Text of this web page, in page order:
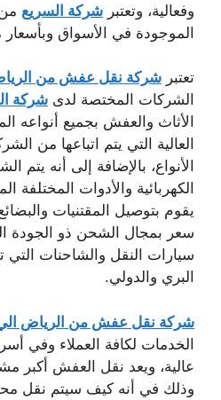
وفعالية، وتعتبر شركة السريع
الموجودة في الأسواق وبأسعار
تعتبر شركة نقل عفش من
الشركات المختصة لدى شركة
الأثاث والعفش بجميع أنواعه
العالية التي يتم اتباعها من
الأنواع، بالإضافة إلى أنه يتم
الكهربائية والأدوات المختلفة
يقوم بتوصيل المقتنيات
سعر بمجال الشحن ذو الجودة
سيارات النقل والشاحنات
البري والدولي.
شركة نقل عفش من الرياض الي
الخدمات لكافة العملاء وفي
عالية، ويعد نقل العفش أكبر
وذلك في أنه كيف سيتم نقل